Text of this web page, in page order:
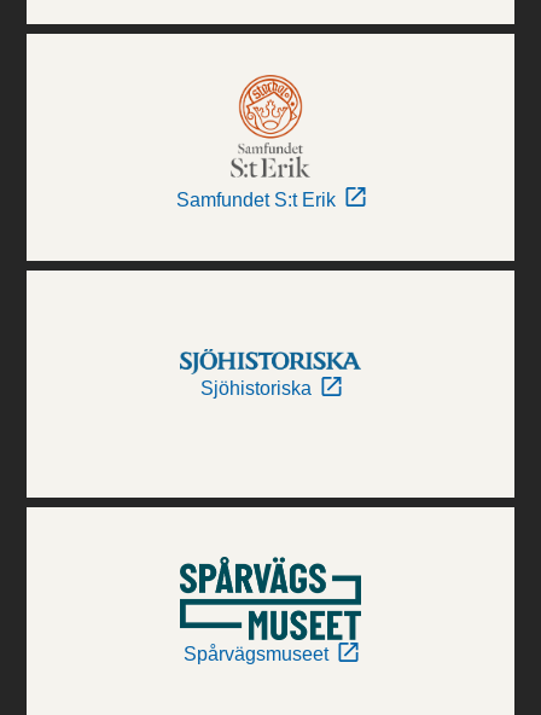
Samfundet S:t Erik
Sjöhistoriska
Spårvägsmuseet